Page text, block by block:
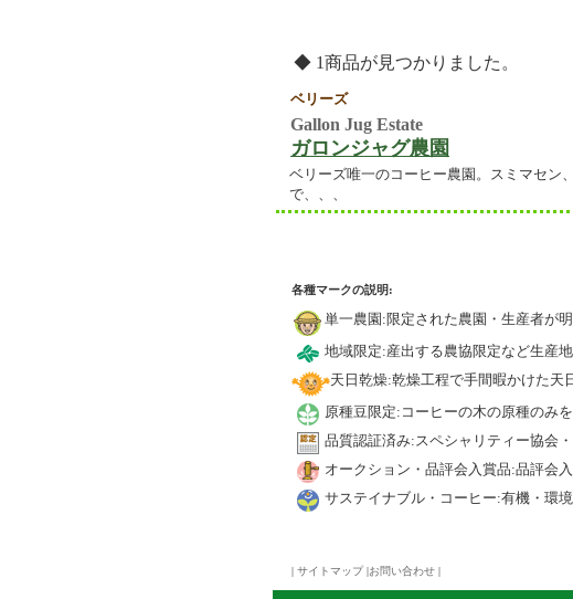
◆ 1商品が見つかりました。
ベリーズ
Gallon Jug Estate
ガロンジャグ農園
ベリーズ唯一のコーヒー農園。スミマセン
で、、、
各種マークの説明:
単一農園:限定された農園・生産者が
地域限定:産出する農協限定など生産
天日乾燥:乾燥工程で手間暇かけた天
原種豆限定:コーヒーの木の原種のみ
品質認証済み:スペシャリティー協会
オークション・品評会入賞品:品評会
サステイナブル・コーヒー:有機・環
| サイトマップ|お問い合わせ |